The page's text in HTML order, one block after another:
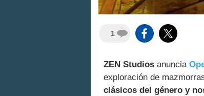
1
ZEN Studios anuncia
exploración de
clásicos del género y